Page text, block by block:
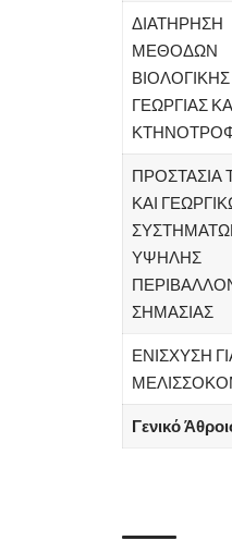
ΔΙΑΤΗΡΗΣΗ
ΜΕΘΟΔΩΝ
ΒΙΟΛΟΓΙΚΗΣ
ΓΕΩΡΓΙΑΣ
ΠΡΟΣΤΑΣΙΑ
ΚΑΙ
ΥΨΗΛΗΣ
ΣΗΜΑΣΙΑΣ
ΕΝΙΣΧΥΣΗ
Γενικό